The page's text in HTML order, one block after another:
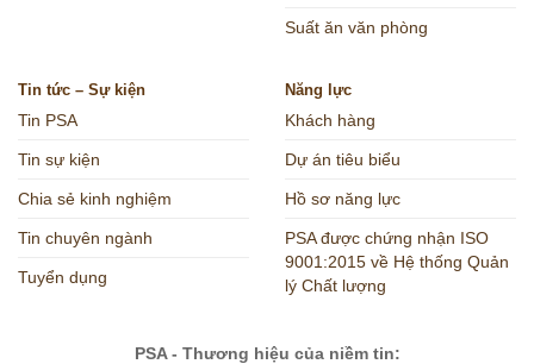
Suất ăn văn phòng
Tin tức – Sự kiện
Tin PSA
Tin sự kiện
Chia sẻ kinh nghiệm
Tin chuyên ngành
Tuyển dụng
Năng lực
Khách hàng
Dự án tiêu biểu
Hồ sơ năng lực
PSA được chứng nhận ISO
9001:2015 về Hệ thống Quản
lý Chất lượng
PSA - Thương hiệu của niềm tin: